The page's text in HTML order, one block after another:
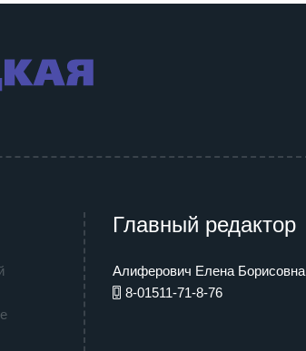
Главный редактор
Алиферович Елена Борисовна
8-01511-71-8-76